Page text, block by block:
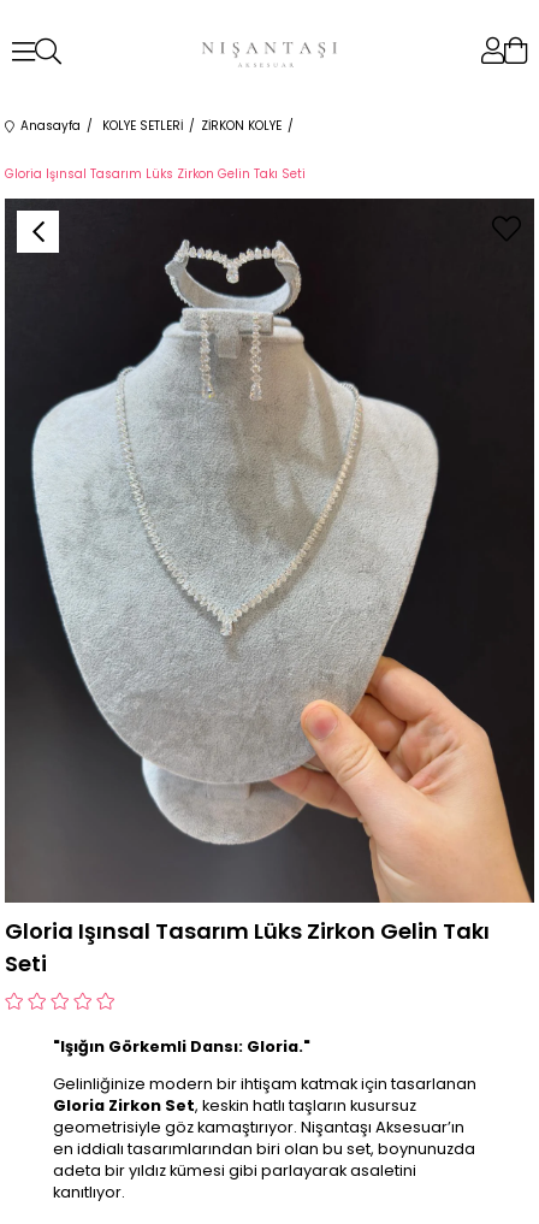
Anasayfa KOLYE SETLERİ ZİRKON KOLYE
Gloria Işınsal Tasarım Lüks Zirkon Gelin Takı Seti
Gloria Işınsal Tasarım Lüks Zirkon Gelin Takı
Seti
"Işığın Görkemli Dansı: Gloria."
Gelinliğinize modern bir ihtişam katmak için tasarlanan
Gloria Zirkon Set, keskin hatlı taşların kusursuz
geometrisiyle göz kamaştırıyor. Nişantaşı Aksesuar’ın
en iddialı tasarımlarından biri olan bu set, boynunuzda
adeta bir yıldız kümesi gibi parlayarak asaletini
kanıtlıyor.